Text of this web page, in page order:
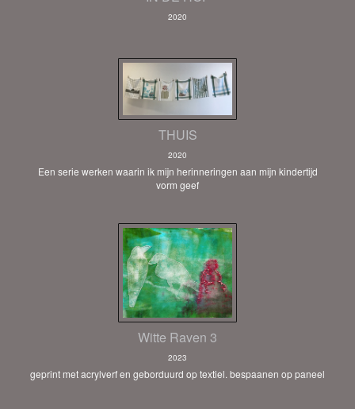
2020
THUIS
2020
Een serie werken waarin ik mijn herinneringen aan mijn kindertijd
vorm geef
Witte Raven 3
2023
geprint met acrylverf en geborduurd op textiel. bespaanen op paneel